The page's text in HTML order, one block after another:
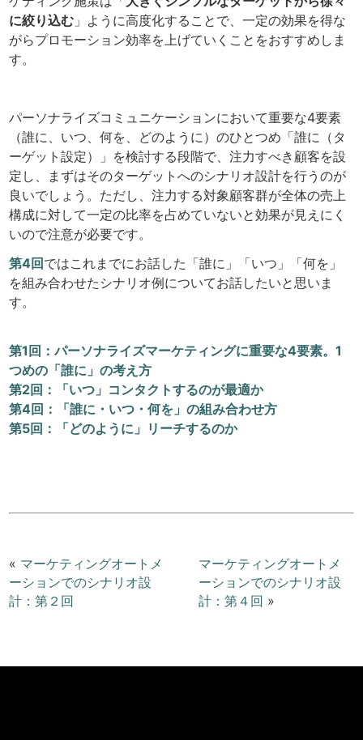
に絞り込む 」ように高度化することで、一定の効果を得な
がらプロモーション効率を上げていくことをおすすめしま
す。
パーソナライズコミュニケーションにおいて重要な4要素
（誰に、いつ、何を、どのように）のひとつめ「誰に（タ
ーゲット設定）」を検討する段階で、注力すべき顧客を設
定し、まずはそのターゲットへのシナリオ設計を行うのが
良いでしょう。ただし、注力する対象顧客群が全体の売上
構成に対して一定の比率を占めていないと効果が見えにく
いので注意が必要です。
第4回 ではこれまでにお話した「誰に」「いつ」「何を」
を組み合わせたシナリオ例についてお話したいと思いま
す。
第1回：パーソナライズマーケティングに重要な4要素。1
つめの「誰に」の考え方
第2回：「いつ」コンタクトするのが最適か
第4回：「誰に・いつ・何を」の組み合わせ方
第5回：「どのように」リーチするのか
« マーケティングオートメ
ーションでのシナリオ設
計：第２回
マーケティングオートメ
ーションでのシナリオ設
計：第４回 »